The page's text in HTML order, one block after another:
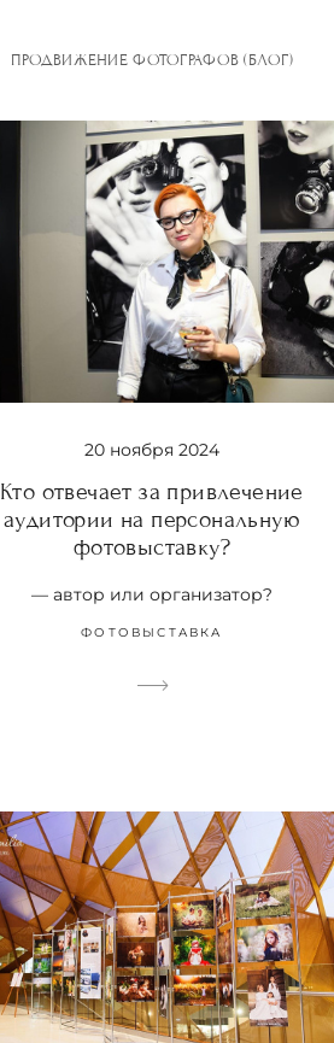
ПРОДВИЖЕНИЕ ФОТОГРАФОВ (БЛОГ)
20 ноября 2024
Кто отвечает за привлечение
аудитории на персональную
фотовыставку?
— автор или организатор?
ФОТОВЫСТАВКА